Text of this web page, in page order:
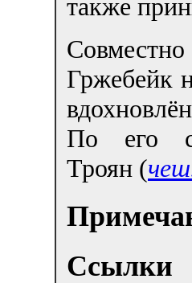
также
Гржебейк
По его
Троян (
Ссылки